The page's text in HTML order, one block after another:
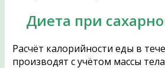
Диета при
Расчёт калорийности еды в
производят с учётом массы